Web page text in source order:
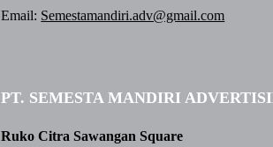
Email: Semestamandiri.adv@gmail.com
PT. SEMESTA MANDIRI
Ruko Citra Sawangan Square